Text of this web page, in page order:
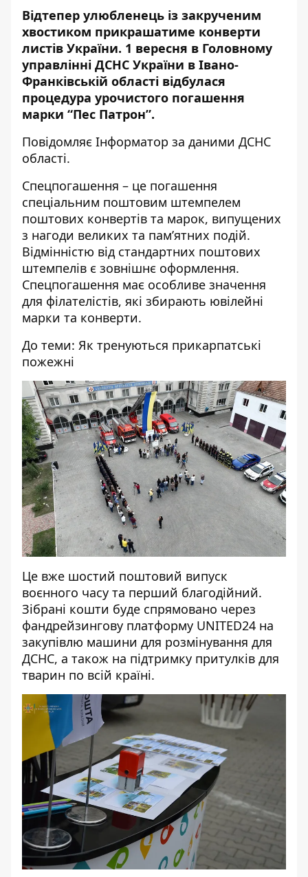
Відтепер улюбленець із закрученим
хвостиком прикрашатиме конверти
листів України. 1 вересня в Головному
управлінні ДСНС України в Івано-
Франківській області відбулася
процедура урочистого погашення
марки “Пес Патрон”.
Повідомляє Інформатор за даними ДСНС
області.
Спецпогашення – це погашення
спеціальним поштовим штемпелем
поштових конвертів та марок, випущених
з нагоди великих та пам’ятних подій.
Відмінністю від стандартних поштових
штемпелів є зовнішнє оформлення.
Спецпогашення має особливе значення
для філателістів, які збирають ювілейні
марки та конверти.
До теми: Як тренуються прикарпатські
пожежні
Це вже шостий поштовий випуск
воєнного часу та перший благодійний.
Зібрані кошти буде спрямовано через
фандрейзингову платформу UNITED24 на
закупівлю машини для розмінування для
ДСНС, а також на підтримку притулків для
тварин по всій країні.